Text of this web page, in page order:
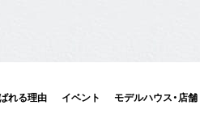
れる理由 イベント モデルハウス・店舗